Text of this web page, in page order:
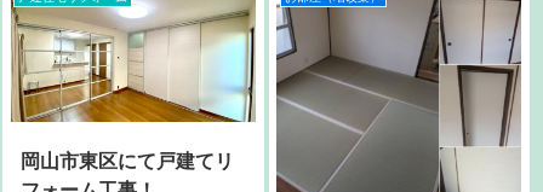
岡山市東区にて戸建てリ